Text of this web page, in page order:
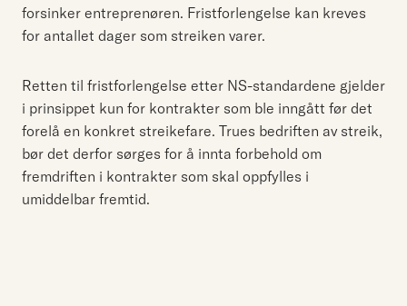
forsinker entreprenøren. Fristforlengelse kan kreves
for antallet dager som streiken varer.
Retten til fristforlengelse etter NS-standardene gjelder
i prinsippet kun for kontrakter som ble inngått før det
forelå en konkret streikefare. Trues bedriften av streik,
bør det derfor sørges for å innta forbehold om
fremdriften i kontrakter som skal oppfylles i
umiddelbar fremtid.